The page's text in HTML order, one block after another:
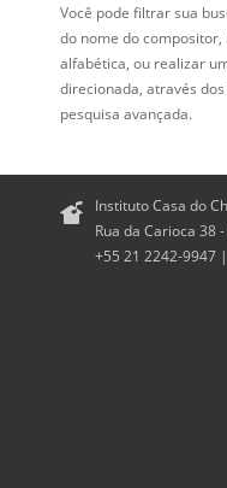
Você pode filtrar sua
do nome do compositor,
alfabética, ou realizar
direcionada, através
pesquisa avançada.
Instituto Casa do
Rua da Carioca 38
+55 21 2242-9947 |